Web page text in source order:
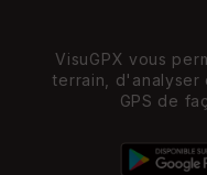
VisuGPX vous
terrain, d'analyser
GPS de